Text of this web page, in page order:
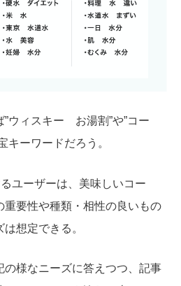
ウィスキー お湯割”や”コー
ーワードだろう。
ユーザーは、美味しいコー
重要性や種類・相性の良いもの
想定できる。
の様なニーズに答えつつ、記事